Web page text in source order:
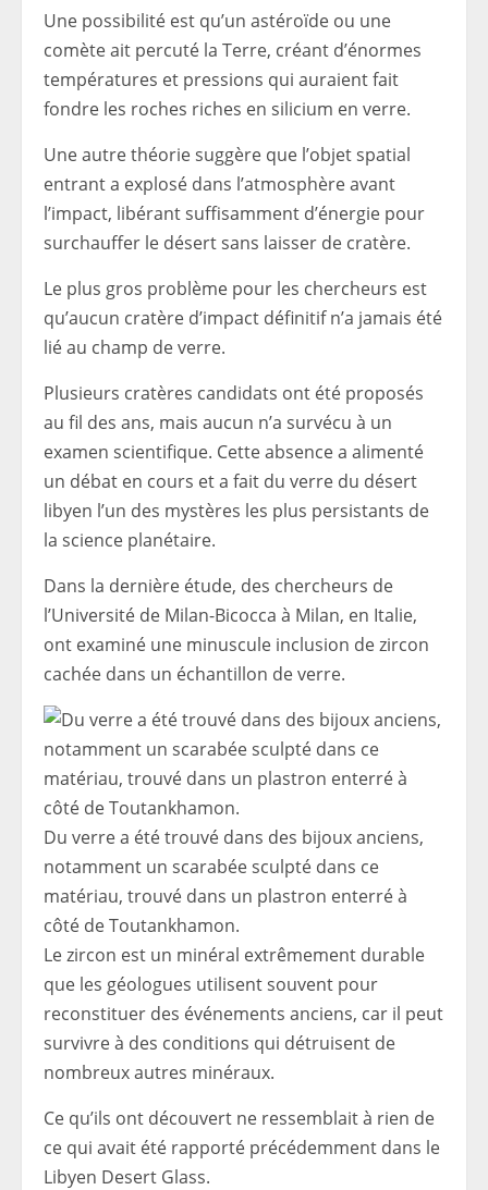
Une possibilité est qu’un astéroïde ou une
comète ait percuté la Terre, créant d’énormes
températures et pressions qui auraient fait
fondre les roches riches en silicium en verre.
Une autre théorie suggère que l’objet spatial
entrant a explosé dans l’atmosphère avant
l’impact, libérant suffisamment d’énergie pour
surchauffer le désert sans laisser de cratère.
Le plus gros problème pour les chercheurs est
qu’aucun cratère d’impact définitif n’a jamais été
lié au champ de verre.
Plusieurs cratères candidats ont été proposés
au fil des ans, mais aucun n’a survécu à un
examen scientifique. Cette absence a alimenté
un débat en cours et a fait du verre du désert
libyen l’un des mystères les plus persistants de
la science planétaire.
Dans la dernière étude, des chercheurs de
l’Université de Milan-Bicocca à Milan, en Italie,
ont examiné une minuscule inclusion de zircon
cachée dans un échantillon de verre.
Du verre a été trouvé dans des bijoux anciens,
notamment un scarabée sculpté dans ce
matériau, trouvé dans un plastron enterré à
côté de Toutankhamon.
Le zircon est un minéral extrêmement durable
que les géologues utilisent souvent pour
reconstituer des événements anciens, car il peut
survivre à des conditions qui détruisent de
nombreux autres minéraux.
Ce qu’ils ont découvert ne ressemblait à rien de
ce qui avait été rapporté précédemment dans le
Libyen Desert Glass.